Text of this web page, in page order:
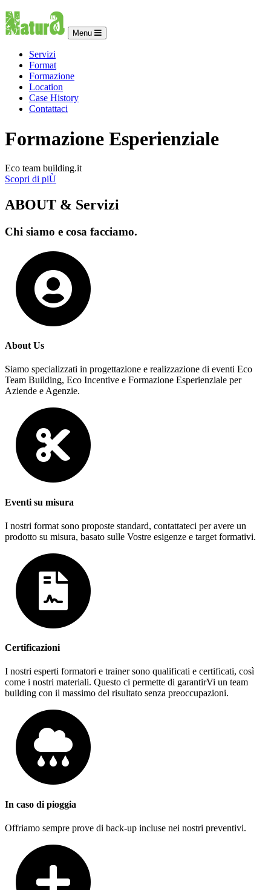
Menu
Servizi
Format
Formazione
Location
Case History
Contattaci
Formazione Esperienziale
Eco team building.it
Scopri di piÙ
ABOUT & Servizi
Chi siamo e cosa facciamo.
About Us
Siamo specializzati in progettazione e realizzazione di eventi Eco
Team Building, Eco Incentive e Formazione Esperienziale per
Aziende e Agenzie.
Eventi su misura
I nostri format sono proposte standard, contattateci per avere un
prodotto su misura, basato sulle Vostre esigenze e target formativi.
Certificazioni
I nostri esperti formatori e trainer sono qualificati e certificati, così
come i nostri materiali. Questo ci permette di garantirVi un team
building con il massimo del risultato senza preoccupazioni.
In caso di pioggia
Offriamo sempre prove di back-up incluse nei nostri preventivi.